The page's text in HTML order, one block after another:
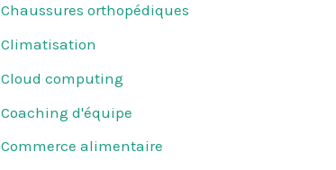
Chaussures orthopédiques
Climatisation
Cloud computing
Coaching d'équipe
Commerce alimentaire